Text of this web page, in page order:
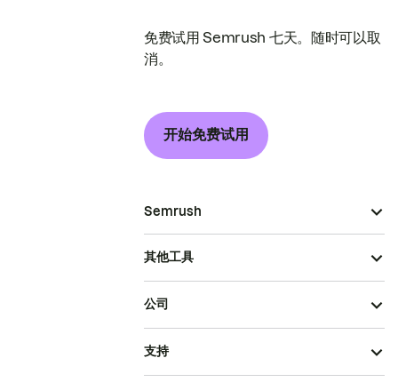
免费试用 Semrush 七天。随时可以取
消。
开始免费试用
Semrush
其他工具
公司
支持